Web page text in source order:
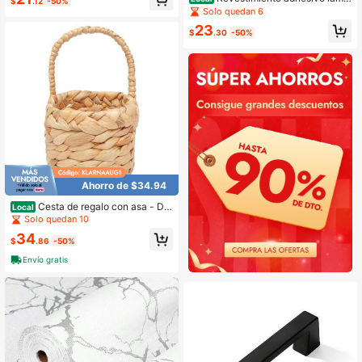
Ahorro de $34.94
Local Cesta de regalo con asa - De
coración del hogar de Pascua de ja
cinto de agua, 7.5 X 8.25
Solo quedan 10
$34.86 -50%
Envío gratis
ado para estantes Brand Deco, Piza
rra, 12 pulgadas X 10 pies 283395
Solo quedan 6
$23.30 -50%